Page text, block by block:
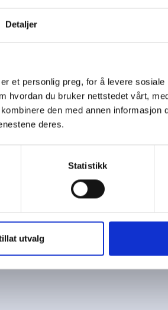
Detaljer
et personlig preg, for å levere
hvordan du bruker nettstedet vårt,
den med annen informasjon
deres.
Statistikk
utvalg
Hva mener barn og unge
«Lære for livet»: Elevene
skolen